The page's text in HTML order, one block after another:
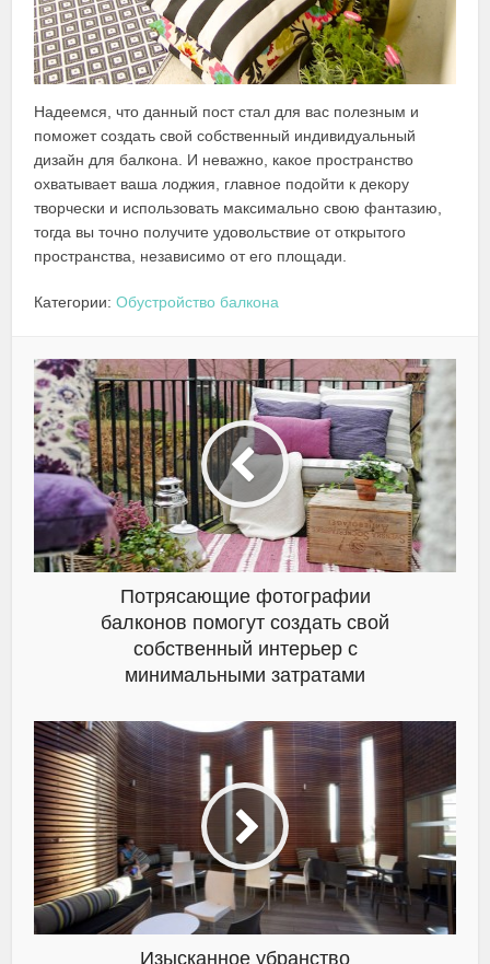
Надеемся, что данный пост стал для вас полезным и
поможет создать свой собственный индивидуальный
дизайн для балкона. И неважно, какое пространство
охватывает ваша лоджия, главное подойти к декору
творчески и использовать максимально свою фантазию,
тогда вы точно получите удовольствие от открытого
пространства, независимо от его площади.
Категории:Обустройство балкона
Потрясающие фотографии
балконов помогут создать свой
собственный интерьер с
минимальными затратами
Изысканное убранство